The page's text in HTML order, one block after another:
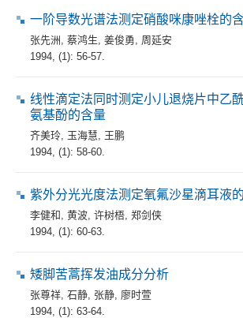
一阶导数光谱法测定硝酸咪康唑栓的
张先洲 蔡鸿生 姜俊勇
周延安
1994, (1): 56-57.
线性滴定法同时测定小儿退烧片中乙
氨基酚的含量
齐美玲 玉海慧
王鹏
1994, (1): 58-60.
紫外分光光度法测定氧氟沙星滴耳液
李健和 黄波 许树梧 郑剑侠
1994, (1): 60-63.
矮脚苦蒿挥发油成分分析
张尊祥 石静 张静 廖时萱
1994, (1): 63-64.